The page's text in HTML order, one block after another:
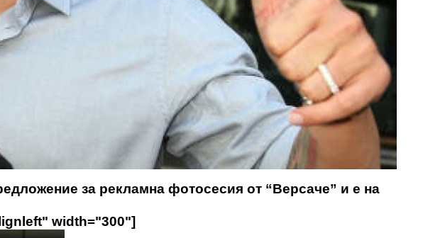
за рекламна фотосесия от “Версаче” и е на
width="300"]